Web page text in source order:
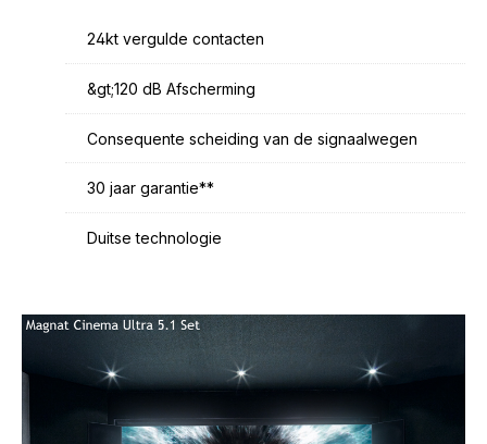
24kt vergulde contacten
&gt;120 dB Afscherming
Consequente scheiding van de signaalwegen
30 jaar garantie**
Duitse technologie